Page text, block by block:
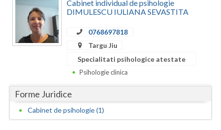
Constanta
Dolj
Galati
Cabinet individual de psihologie
DIMULESCU IULIANA SEVASTITA
0768697818
Targu Jiu
Specialitati psihologice atestate
Psihologie clinica
Forme Juridice
Cabinet de psihologie (1)